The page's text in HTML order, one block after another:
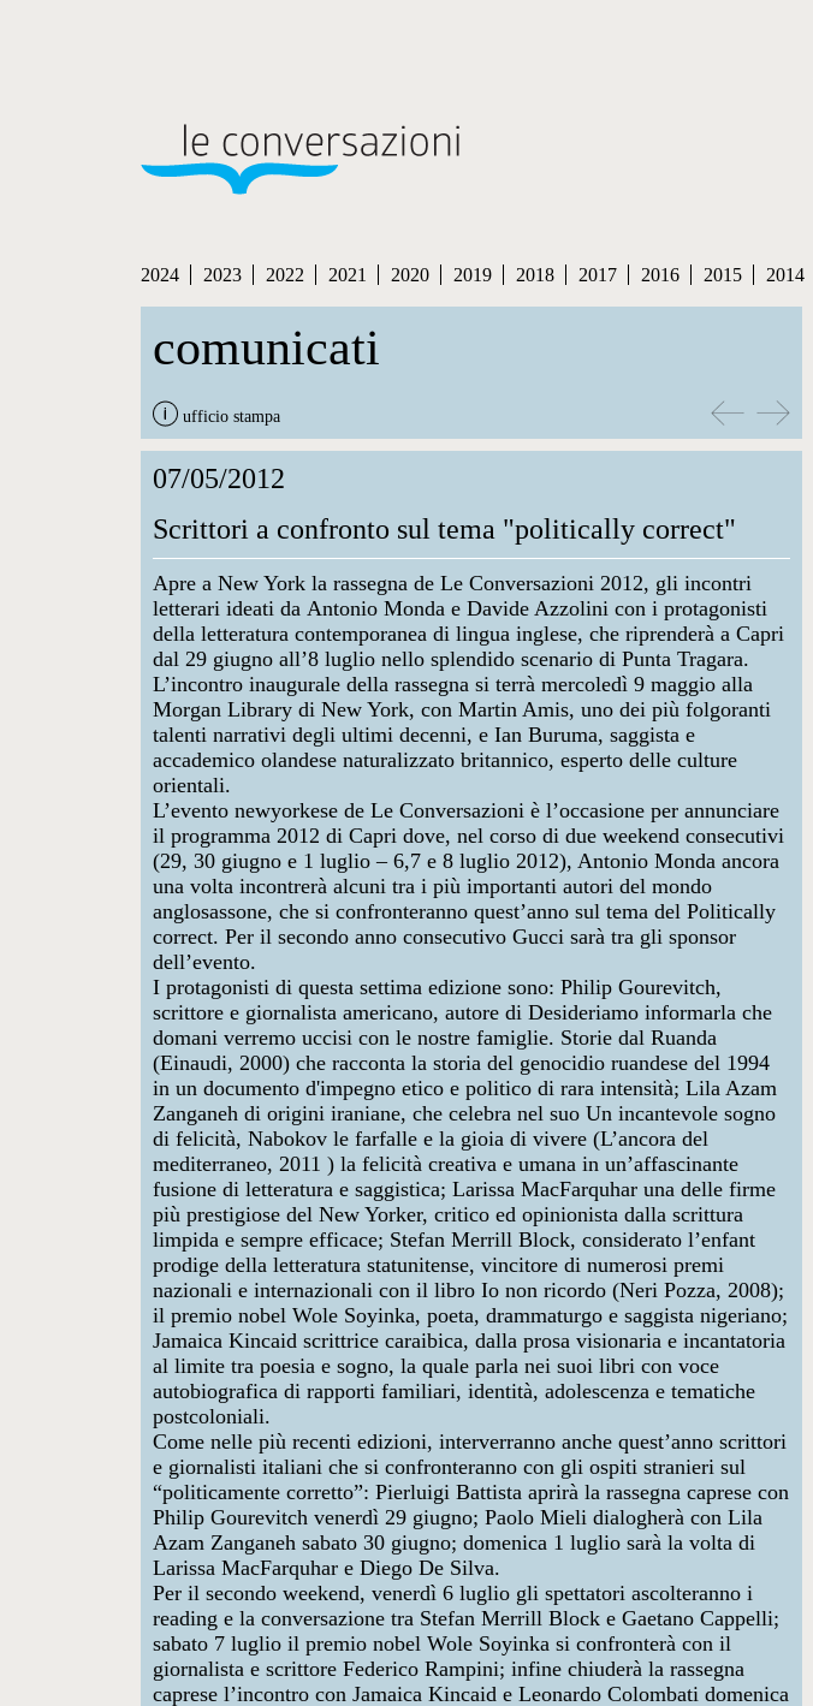
2024
2023 2022 2021 2020 2019 2018 2017 2016 2015 2014
comunicati
ufficio stampa
07/05/2012
Scrittori a confronto sul tema "politically correct"
Apre a New York la rassegna de Le Conversazioni 2012, gli incontri
letterari ideati da Antonio Monda e Davide Azzolini con i protagonisti
della letteratura contemporanea di lingua inglese, che riprenderà a Capri
dal 29 giugno all’8 luglio nello splendido scenario di Punta Tragara.
L’incontro inaugurale della rassegna si terrà mercoledì 9 maggio alla
Morgan Library di New York, con Martin Amis, uno dei più folgoranti
talenti narrativi degli ultimi decenni, e Ian Buruma, saggista e
accademico olandese naturalizzato britannico, esperto delle culture
orientali.
L’evento newyorkese de Le Conversazioni è l’occasione per annunciare
il programma 2012 di Capri dove, nel corso di due weekend consecutivi
(29, 30 giugno e 1 luglio – 6,7 e 8 luglio 2012), Antonio Monda ancora
una volta incontrerà alcuni tra i più importanti autori del mondo
anglosassone, che si confronteranno quest’anno sul tema del Politically
correct. Per il secondo anno consecutivo Gucci sarà tra gli sponsor
dell’evento.
I protagonisti di questa settima edizione sono: Philip Gourevitch,
scrittore e giornalista americano, autore di Desideriamo informarla che
domani verremo uccisi con le nostre famiglie. Storie dal Ruanda
(Einaudi, 2000) che racconta la storia del genocidio ruandese del 1994
in un documento d'impegno etico e politico di rara intensità; Lila Azam
Zanganeh di origini iraniane, che celebra nel suo Un incantevole sogno
di felicità, Nabokov le farfalle e la gioia di vivere (L’ancora del
mediterraneo, 2011 ) la felicità creativa e umana in un’affascinante
fusione di letteratura e saggistica; Larissa MacFarquhar una delle firme
più prestigiose del New Yorker, critico ed opinionista dalla scrittura
limpida e sempre efficace; Stefan Merrill Block, considerato l’enfant
prodige della letteratura statunitense, vincitore di numerosi premi
nazionali e internazionali con il libro Io non ricordo (Neri Pozza, 2008);
il premio nobel Wole Soyinka, poeta, drammaturgo e saggista nigeriano;
Jamaica Kincaid scrittrice caraibica, dalla prosa visionaria e incantatoria
al limite tra poesia e sogno, la quale parla nei suoi libri con voce
autobiografica di rapporti familiari, identità, adolescenza e tematiche
postcoloniali.
Come nelle più recenti edizioni, interverranno anche quest’anno scrittori
e giornalisti italiani che si confronteranno con gli ospiti stranieri sul
“politicamente corretto”: Pierluigi Battista aprirà la rassegna caprese con
Philip Gourevitch venerdì 29 giugno; Paolo Mieli dialogherà con Lila
Azam Zanganeh sabato 30 giugno; domenica 1 luglio sarà la volta di
Larissa MacFarquhar e Diego De Silva.
Per il secondo weekend, venerdì 6 luglio gli spettatori ascolteranno i
reading e la conversazione tra Stefan Merrill Block e Gaetano Cappelli;
sabato 7 luglio il premio nobel Wole Soyinka si confronterà con il
giornalista e scrittore Federico Rampini; infine chiuderà la rassegna
caprese l’incontro con Jamaica Kincaid e Leonardo Colombati domenica